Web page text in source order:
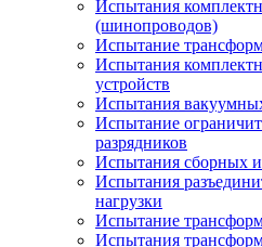
Испытания
(шинопроводов)
Испытание
Испытания
устройств
Испытания
Испытание
разрядников
Испытания сборных
Испытания
нагрузки
Испытание
Испытания